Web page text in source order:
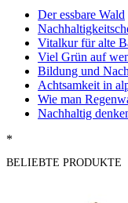
Der essbare Wald
Vitalkur für alte
Viel Grün auf
Bildung und
Achtsamkeit in
Wie man
Nachhaltig
*
BELIEBTE PRODUKTE